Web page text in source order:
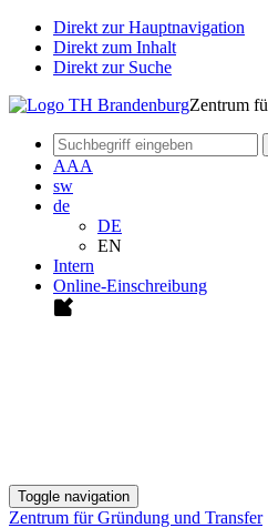
Direkt zur Hauptnavigation
Direkt zum Inhalt
Direkt zur Suche
AAA
sw
de
DE
EN
Intern
Online-Einschreibung
Zentrum
Toggle navigation
Zentrum für Gründung und Transfer